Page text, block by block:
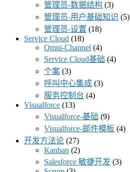
管理员-数据结构 (3)
管理员-用户基础知识 (5)
管理员-设置 (18)
Service Cloud (18)
Omni-Channel (4)
Service Cloud基础 (4)
个案 (3)
呼叫中心集成 (3)
服务控制台 (4)
Visualforce (13)
Visualforce-基础 (9)
Visualforce-邮件模板 (4)
开发方法论 (27)
Kanban (2)
Salesforce 敏捷开发 (3)